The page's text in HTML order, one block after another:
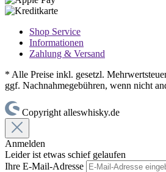
Shop Service
Informationen
Zahlung & Versand
* Alle Preise inkl. gesetzl.
ggf. Nachnahmegebühren, wenn nicht
Copyright alleswhisky.de
Anmelden
Leider ist etwas schief gelaufen
Ihre E-Mail-Adresse